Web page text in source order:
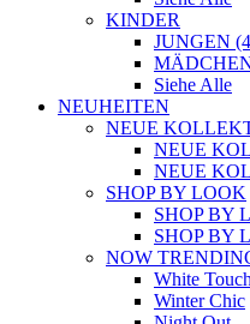
KINDER
JUNGEN
Siehe Alle
NEUHEITEN
NEUE
NEUE
NEUE
SHOP BY LOOK
SHOP BY
SHOP BY
NOW
White Touch
Winter Chic